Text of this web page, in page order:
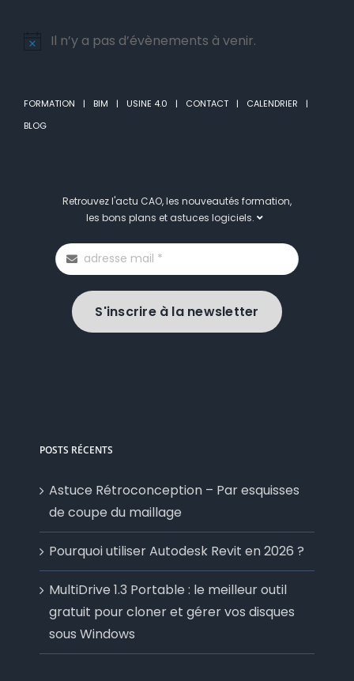
Notice
Il n’y a pas d’évènements à venir.
FORMATION BIM USINE 4.0 CONTACT
CALENDRIER
BLOG
Retrouvez l'actu CAO, les nouveautés formation,
les bons plans et astuces logiciels.
S'inscrire à la newsletter
POSTS RÉCENTS
Astuce Rétroconception – Par esquisses
de coupe du maillage
Pourquoi utiliser Autodesk Revit en 2026 ?
MultiDrive 1.3 Portable : le meilleur outil
gratuit pour cloner et gérer vos disques
sous Windows